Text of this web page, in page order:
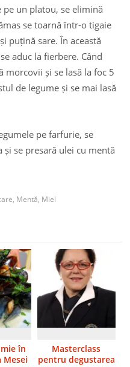
pe un platou, se elimină
se toarnă într-o tigaie
puțină sare. În această
aduc la fierbere. Când
morcovii și se lasă la foc 5
de legume și se mai lasă
pe farfurie, se
și se presară ulei cu mentă
, Mentă, Miel
în
Mesei
Masterclass
pentru degustarea